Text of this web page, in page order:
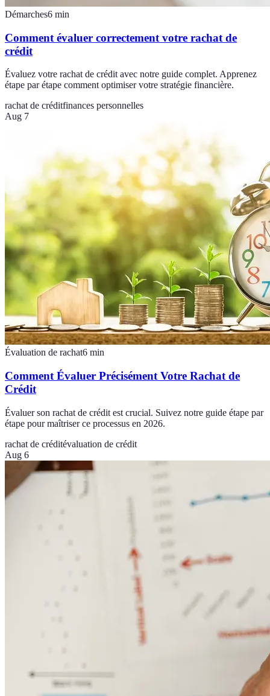
Démarches6 min
Comment évaluer correctement votre rachat de
crédit
Évaluez votre rachat de crédit avec notre guide complet. Apprenez
étape par étape comment optimiser votre stratégie financière.
rachat de créditfinances personnelles
Aug 7
Évaluation de rachat6 min
Comment Évaluer Précisément Votre Rachat de
Crédit
Évaluer son rachat de crédit est crucial. Suivez notre guide étape par
étape pour maîtriser ce processus en 2026.
rachat de créditévaluation de crédit
Aug 6